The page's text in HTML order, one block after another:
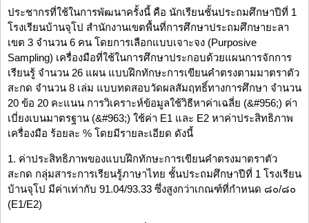
ประชากรที่ใช้ในการพัฒนาครั้งนี้ คือ นักเรียนชั้นประถมศึกษาปีที่ 1
โรงเรียนบ้านจุโป สำนักงานเขตพื้นที่การศึกษาประถมศึกษายะลา
เขต 3 จำนวน 6 คน โดยการเลือกแบบเจาะจง (Purposive
Sampling) เครื่องมือที่ใช้ในการศึกษาประกอบด้วยแผนการจักการ
เรียนรู้ จำนวน 26 แผน แบบฝึกทักษะการเขียนคำตรงตามมาตราตัว
สะกด จำนวน 8 เล่ม แบบทดสอบวัดผลสัมฤทธิ์ทางการศึกษา จำนวน
20 ข้อ 20 คะแนน การวิเคราะห์ข้อมูลใช้วิธีหาค่าเฉลี่ย (&#956;) ค่า
เบี่ยงเบนมาตรฐาน (&#963;) ใช้ค่า E1 และ E2 หาค่าประสิทธิภาพ
เครื่องมือ ร้อยละ % โดยมีรายละเอียด ดังนี้
1. ค่าประสิทธิภาพของแบบฝึกทักษะการเขียนคำตรงมาตราตัว
สะกด กลุ่มสาระการเรียนรู้ภาษาไทย ชั้นประถมศึกษาปีที่ 1 โรงเรียน
บ้านจุโป มีค่าเท่ากับ 91.04/93.33 ซึ่งสูงกว่าเกณฑ์ที่กำหนด ๘๐/๘๐
(E1/E2)